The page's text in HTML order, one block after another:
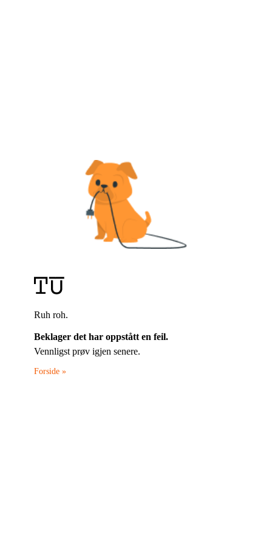
Ruh roh.
Beklager det har oppstått en feil.
Vennligst prøv igjen senere.
Forside »